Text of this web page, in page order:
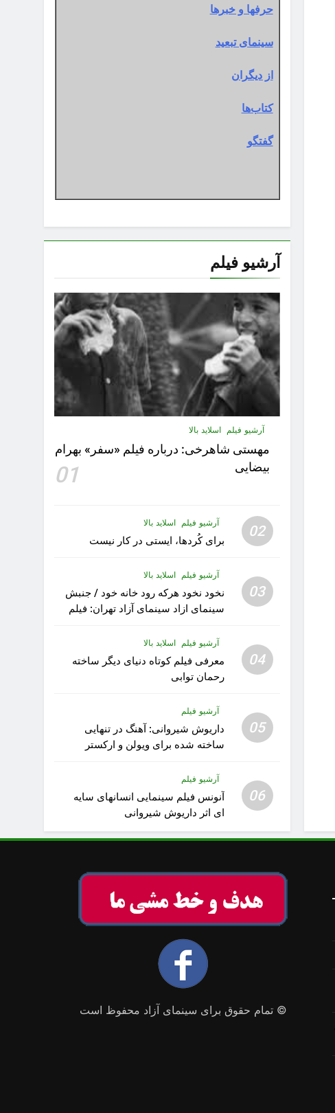
حرفها و خبرها
سینمای تبعید
از دیگران
کتاب‌ها
گفتگو
آرشیو فیلم
آرشیو فیلم اسلاید بالا
مهستى شاهرخى:‌ درباره فيلم «سفر» بهرام
بیضایی
01
02 آرشیو فیلم اسلاید بالا
برای کُردها، ایستی در کار نیست
03
آرشیو فیلم اسلاید بالا
نخود نخود هرکه رود خانه خود / جنبش
سینمای ازاد سینمای آزاد تهران: فیلم
04
آرشیو فیلم اسلاید بالا
معرفی فیلم کوتاه دنیای دیگر ساخته
رحمان توابی
05
آرشیو فیلم
داریوش شیروانی: آهنگ در تنهایی
ساخته شده برای ویولن و ارکستر
06
آرشیو فیلم
آنونس فیلم سینمایی انسانهای سایه
ای اثر داریوش شیروانی
© تمام حقوق برای سینمای آزاد محفوظ است